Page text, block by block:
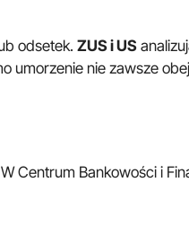
odsetek. ZUS i US
umorzenie nie zawsze
Centrum Bankowości i